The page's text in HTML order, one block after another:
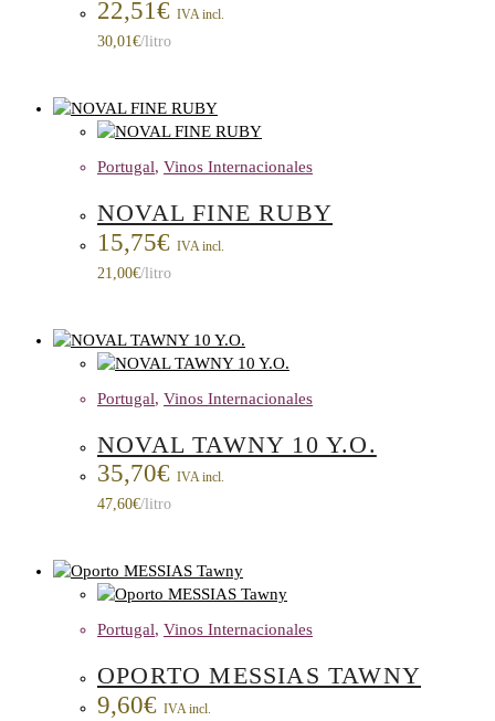
22,51€ IVA incl.
30,01€/litro
Portugal, Vinos Internacionales
NOVAL FINE RUBY
15,75€ IVA incl.
21,00€/litro
Portugal, Vinos Internacionales
NOVAL TAWNY 10 Y.O.
35,70€ IVA incl.
47,60€/litro
Portugal, Vinos Internacionales
OPORTO MESSIAS TAWNY
9,60€ IVA incl.